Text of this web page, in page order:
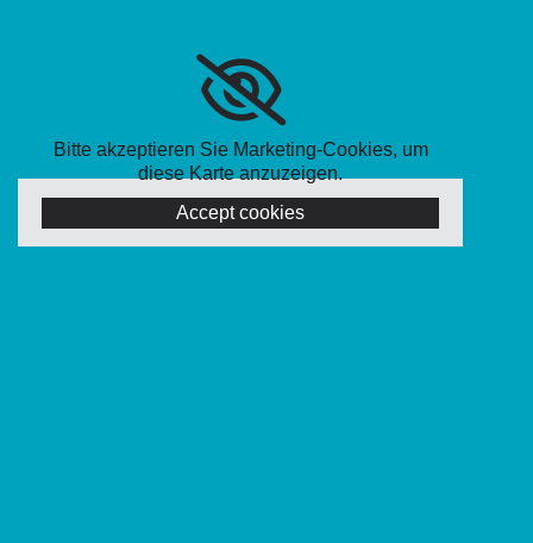
Bitte akzeptieren Sie Marketing-Cookies, um
diese Karte anzuzeigen.
Accept cookies